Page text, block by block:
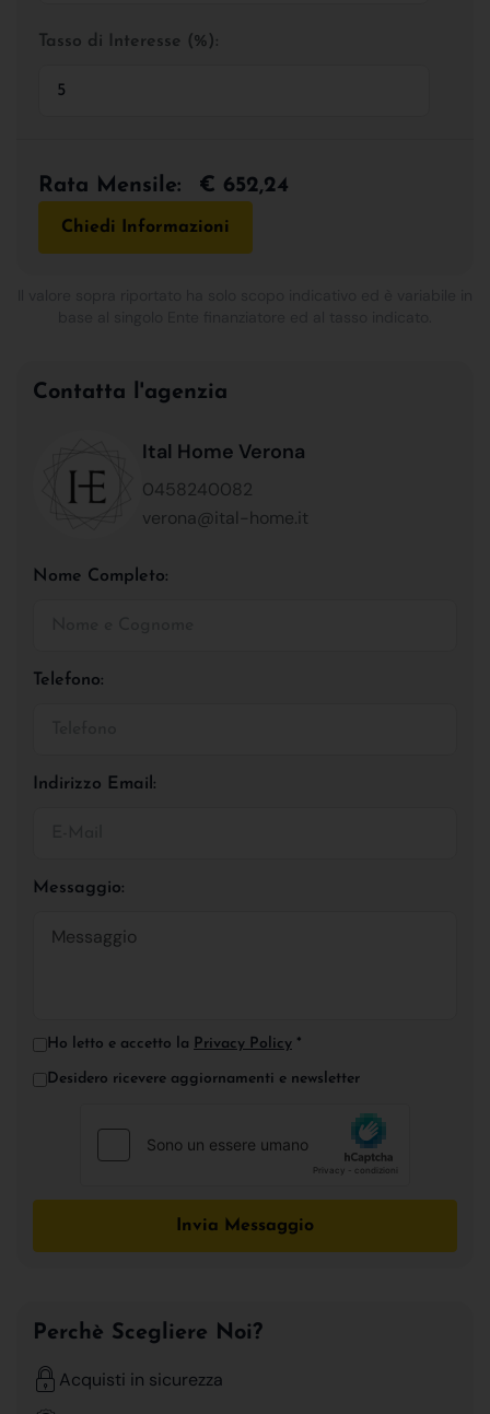
Tasso di Interesse (%):
Rata Mensile: € 652,24
Chiedi Informazioni
Contatta l'agenzia
Ital Home Verona
0458240082
verona@ital-home.it
Nome Completo:
Telefono:
Indirizzo Email:
Messaggio:
Ho letto e accetto la Privacy Policy *
Desidero ricevere aggiornamenti e newsletter
Invia Messaggio
Perchè Scegliere Noi?
Acquisti in sicurezza